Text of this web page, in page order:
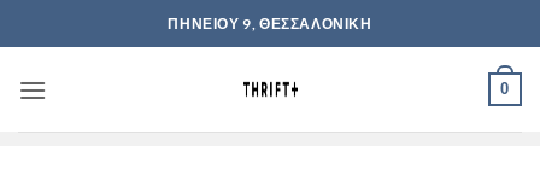
στο
ΠΗΝΕΙΟΥ 9, ΘΕΣΣΑΛΟΝΙΚΗ
0